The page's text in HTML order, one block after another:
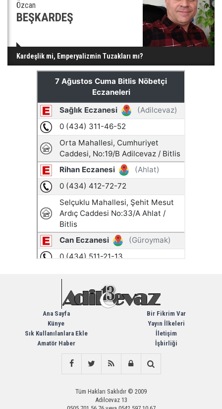
Özcan
BEŞKARDEŞ
Kardeşlik mi, Emperyalizmin Tuzakları mı?
Ana Sayfa
Künye
Sık Kullanılanlara Ekle
Amatör Haber
Bir Fikrim Var
Yayın İlkeleri
İletişim
İşbirliği
Tüm Hakları Saklıdır © 2009
Adilcevaz 13